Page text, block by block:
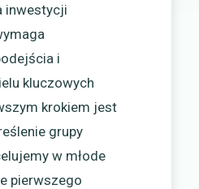
inwestycji
i
kluczowych
krokiem jest
grupy
w młode
pierwszego